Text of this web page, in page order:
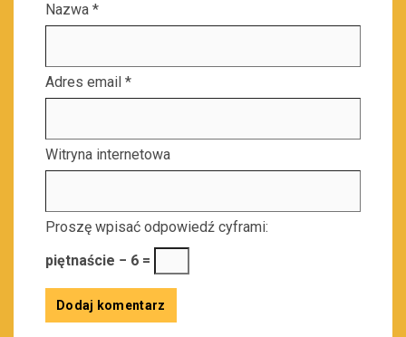
Nazwa *
Adres email *
Witryna internetowa
Proszę wpisać odpowiedź cyframi:
piętnaście − 6 =